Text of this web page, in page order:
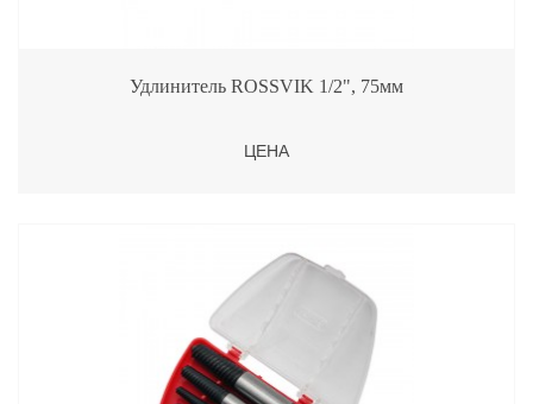
Удлинитель ROSSVIK 1/2", 75мм
ЦЕНА